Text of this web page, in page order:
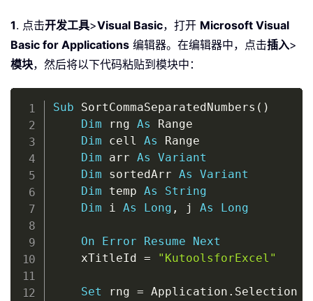
1. 点击开发工具>Visual Basic，打开 Microsoft Visual
Basic for Applications 编辑器。在编辑器中，点击插入>
模块，然后将以下代码粘贴到模块中：
Sub SortCommaSeparatedNumbers ( )
Dim rng As Range
Dim cell As Range
Dim arr As
Variant
Dim sortedArr As
Variant
Dim temp As
String
Dim i As Long , j As Long
On Error Resume
Next
    xTitleId
= "KutoolsforExcel"
Set rng = Application . Selection
Copy